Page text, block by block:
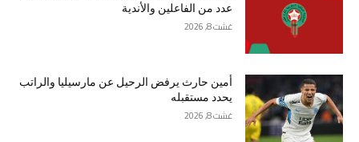
عدد من الفاعلين والأندية
غشت 8, 2026
أمين حارث يرفض الرحيل عن مارسيليا والراتب
يحدد مستقبله
غشت 8, 2026